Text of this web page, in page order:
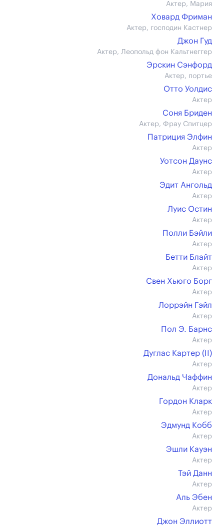
Актер, Мария
Ховард Фриман
Актер, господин Кастнер
Джон Гуд
Актер, Леопольд фон Кальтнеггер
Эрскин Сэнфорд
Актер, портье
Отто Уолдис
Актер
Соня Бриден
Актер, Фрау Спитцер
Патриция Элфин
Актер
Уотсон Даунс
Актер
Эдит Ангольд
Актер
Луис Остин
Актер
Полли Бэйли
Актер
Бетти Блайт
Актер
Свен Хьюго Борг
Актер
Лоррэйн Гэйл
Актер
Пол Э. Барнс
Актер
Дуглас Картер (II)
Актер
Дональд Чаффин
Актер
Гордон Кларк
Актер
Эдмунд Кобб
Актер
Эшли Кауэн
Актер
Тэй Данн
Актер
Аль Эбен
Актер
Джон Эллиотт